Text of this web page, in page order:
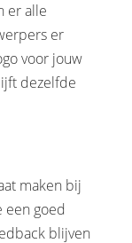
er alle
er
voor jouw
dezelfde
maken bij
een goed
blijven